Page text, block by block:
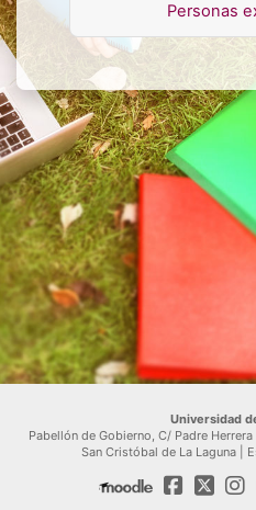
Personas
Universidad
Pabellón de Gobierno, C/ Padre
San Cristóbal de La Laguna |